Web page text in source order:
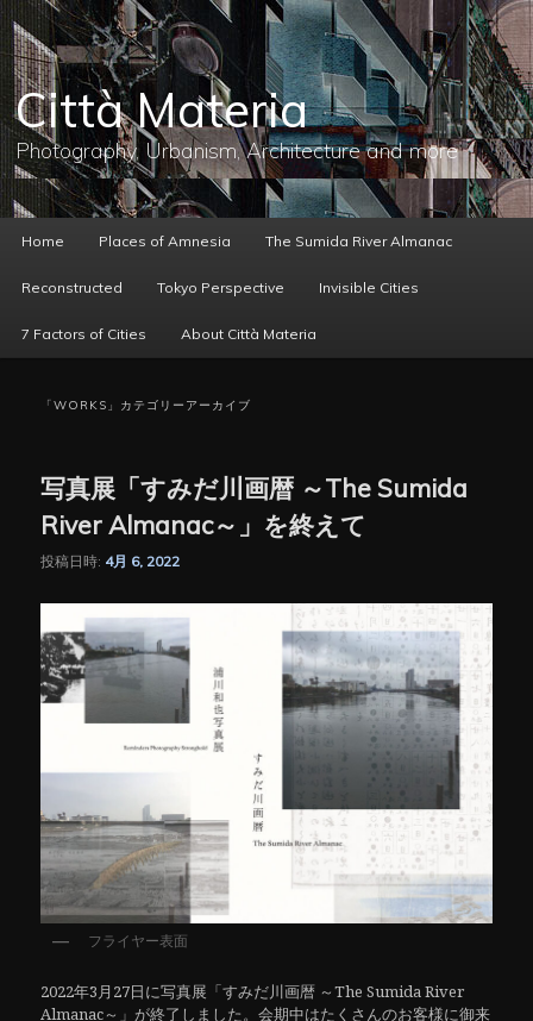
メ
イ
ン
コ
ン
テ
ン
へ
移
動
サ
ブ
コ
ン
テ
ン
ツ
移
動
Città Materia
Photography, Urbanism, Architecture and more
ー
Home Places of Amnesia The Sumida River Almanac
Reconstructed Tokyo Perspective Invisible Cities
7 Factors of Cities About Città Materia
「WORKS 」カテゴリーアーカイブ
写真展「すみだ川画暦 ～The Sumida
River Almanac～」を終えて
投稿日時: 4月 6, 2022
フライヤー表面
2022年3月27日に写真展「すみだ川画暦 ～The Sumida River
Almanac～」が終了しました。会期中はたくさんのお客様に御来